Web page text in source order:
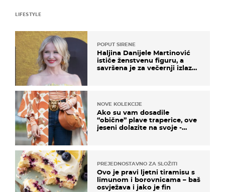
LIFESTYLE
POPUT SIRENE
Haljina Danijele Martinović
ističe ženstvenu figuru, a
savršena je za večernji izlazak
NOVE KOLEKCIJE
Ako su vam dosadile
“obične” plave traperice, ove
jeseni dolazite na svoje -
PREJEDNOSTAVNO ZA SLOŽITI
Ovo je pravi ljetni tiramisu s
limunom i borovnicama – baš
osvježava i jako je fin